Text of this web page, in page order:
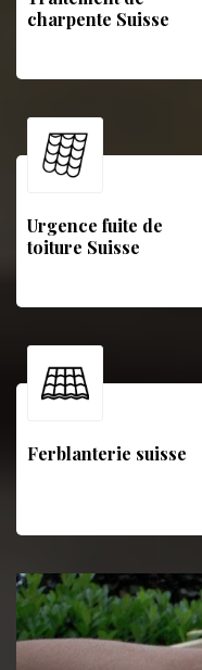
charpente Suisse
Urgence fuite de
toiture Suisse
Ferblanterie suisse